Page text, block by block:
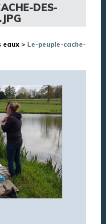
DES-
eaux > Le-peuple-cache-